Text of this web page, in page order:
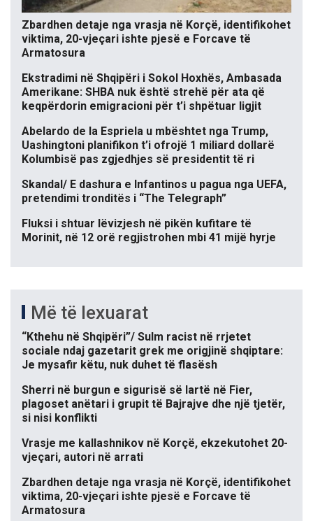
Zbardhen detaje nga vrasja në Korçë, identifikohet
viktima, 20-vjeçari ishte pjesë e Forcave të
Armatosura
Ekstradimi në Shqipëri i Sokol Hoxhës, Ambasada
Amerikane: SHBA nuk është strehë për ata që
keqpërdorin emigracioni për t’i shpëtuar ligjit
Abelardo de la Espriela u mbështet nga Trump,
Uashingtoni planifikon t’i ofrojë 1 miliard dollarë
Kolumbisë pas zgjedhjes së presidentit të ri
Skandal/ E dashura e Infantinos u pagua nga UEFA,
pretendimi tronditës i “The Telegraph”
Fluksi i shtuar lëvizjesh në pikën kufitare të
Morinit, në 12 orë regjistrohen mbi 41 mijë hyrje
Më të lexuarat
“Kthehu në Shqipëri”/ Sulm racist në rrjetet
sociale ndaj gazetarit grek me origjinë shqiptare:
Je mysafir këtu, nuk duhet të flasësh
Sherri në burgun e sigurisë së lartë në Fier,
plagoset anëtari i grupit të Bajrajve dhe një tjetër,
si nisi konflikti
Vrasje me kallashnikov në Korçë, ekzekutohet 20-
vjeçari, autori në arrati
Zbardhen detaje nga vrasja në Korçë, identifikohet
viktima, 20-vjeçari ishte pjesë e Forcave të
Armatosura